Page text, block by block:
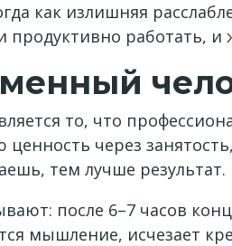
как излишняя
продуктивно работать,
то, что
через
тем лучше
после 6–7 часов
мышление, исчезает